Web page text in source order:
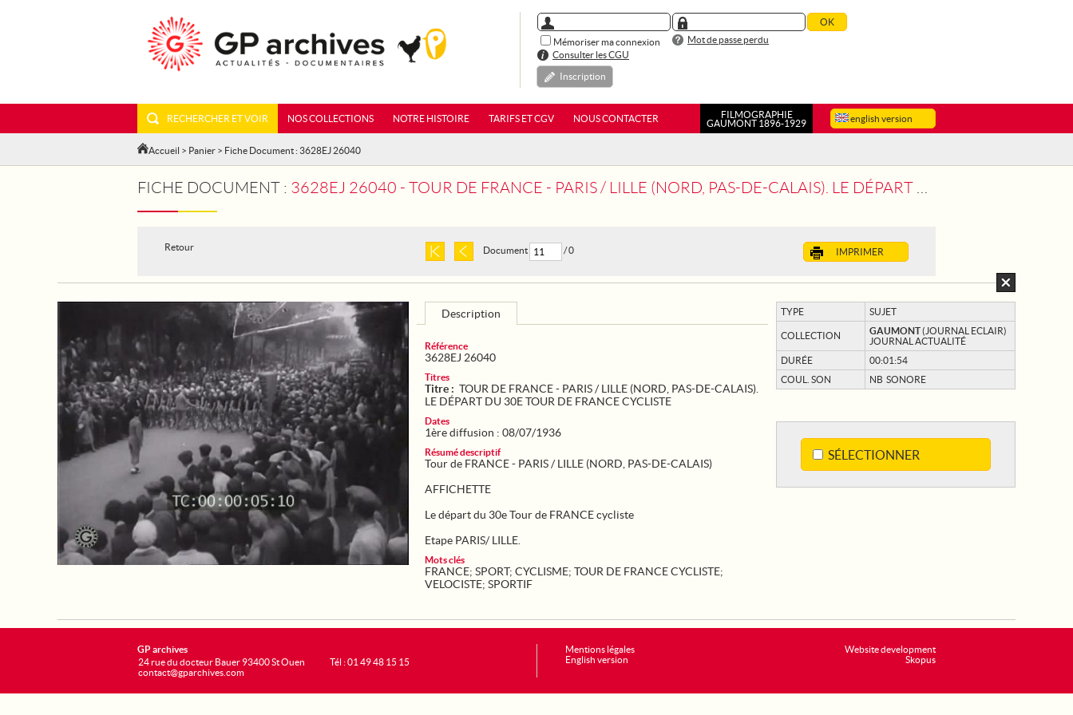
Mémoriser ma connexion
Mot de passe perdu
Consulter les CGU
Inscription
english version
RECHERCHER ET VOIR NOS COLLECTIONS NOTRE HISTOIRE TARIFS ET CGV NOUS CONTACTER
FILMOGRAPHIE
GAUMONT 1896-1929
Accueil > Panier > Fiche Document : 3628EJ 26040
FICHE DOCUMENT : 3628EJ 26040 - TOUR DE FRANCE - PARIS / LILLE (NORD, PAS-DE-CALAIS). LE DÉPART DU 30E TOUR DE FRANCE CYCLISTE
Retour IMPRIMER
Document / 0
TYPE SUJET
COLLECTION GAUMONT(JOURNAL ECLAIR)
JOURNAL ACTUALITÉ
DURÉE
00:01:54
COUL. SON
NB SONORE
SÉLECTIONNER
Description
Référence
3628EJ 26040
Titres
Titre : TOUR DE FRANCE - PARIS / LILLE (NORD, PAS-DE-CALAIS).
LE DÉPART DU 30E TOUR DE FRANCE CYCLISTE
Dates
1ère diffusion : 08/07/1936
Résumé descriptif
Tour de FRANCE - PARIS / LILLE (NORD, PAS-DE-CALAIS)
AFFICHETTE
Le départ du 30e Tour de FRANCE cycliste
Etape PARIS/ LILLE.
Mots clés
FRANCE; SPORT; CYCLISME; TOUR DE FRANCE CYCLISTE;
VELOCISTE; SPORTIF
Website development
Skopus
GP archives
24 rue du docteur Bauer 93400 St Ouen
contact@gparchives.com
Tél : 01 49 48 15 15
Mentions légales
English version